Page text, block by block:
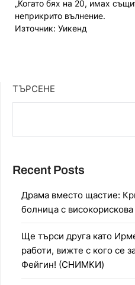
„Когато бях на 20, имах
неприкрито вълнение.
Източник: Уикенд
ТЪРСЕНЕ
Recent Posts
Драма вместо щастие:
болница с
Ще търси друга като
работи, вижте с кого се
Фейгин! (СНИМКИ)